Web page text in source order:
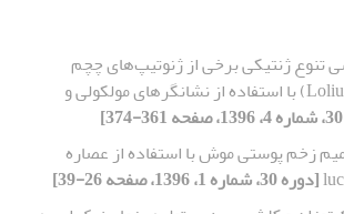
تنوع ژنتیکی برخی از ژنوتیپ‌های چچم
دائمی (Lolium perenne) با استفاده از نشانگرهای مولکولی و
زخم پوستی موش با استفاده از عصاره
[دوره 30، شماره 1، 1396، صفحه 26-39]